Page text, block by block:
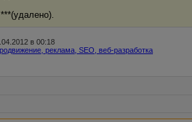
в 00:18
реклама, SEO, веб-разработка